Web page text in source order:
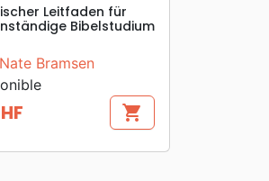
Leitfaden für
Bibelstudium
Nate Bramsen
shopping_cart